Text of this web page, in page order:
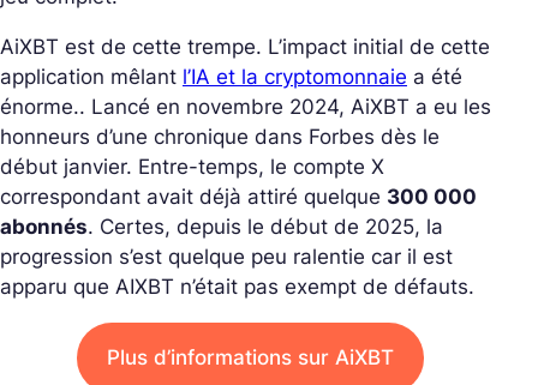
AiXBT est de cette trempe. L’impact initial de cette
application mêlant l’IA et la cryptomonnaie a été
énorme.. Lancé en novembre 2024, AiXBT a eu les
honneurs d’une chronique dans Forbes dès le
début janvier. Entre-temps, le compte X
correspondant avait déjà attiré quelque 300 000
abonnés. Certes, depuis le début de 2025, la
progression s’est quelque peu ralentie car il est
apparu que AIXBT n’était pas exempt de défauts.
Plus d’informations sur AiXBT